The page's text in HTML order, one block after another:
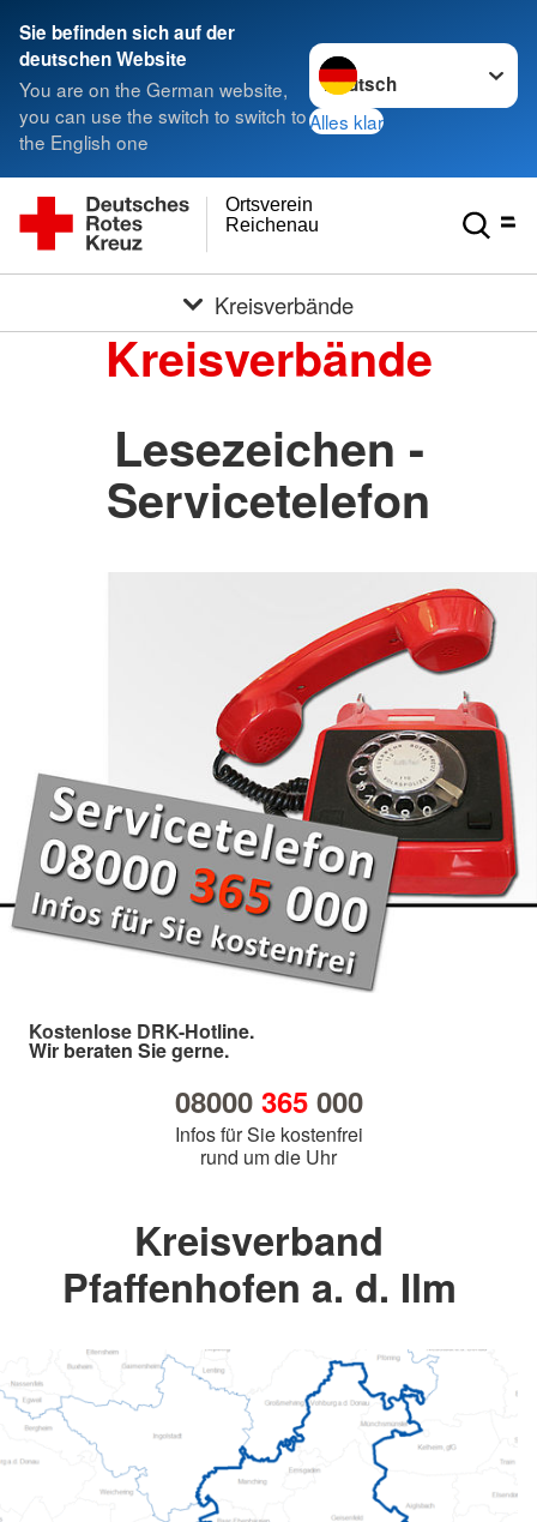
Sie befinden sich auf der
deutschen Website
You are on the German website,
you can use the switch to switch to
the English one
Sprache wechseln zu
Alles klar
Reichenau
Ortsverein
Kreisverbände
Kreisverbände
Lesezeichen -
Servicetelefon
Kostenlose DRK-Hotline.
Wir beraten Sie gerne.
08000 365000
Infos für Sie kostenfrei
rund um die Uhr
Kreisverband
Pfaffenhofen a. d. Ilm